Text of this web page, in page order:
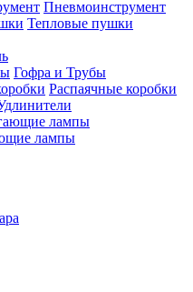
Пневмоинструмент
Тепловые пушки
Гофра и Трубы
Распаячные коробки
лампы